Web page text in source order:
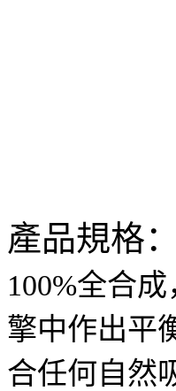
產品規格：
100%全合
擎中作出平
合任何自然